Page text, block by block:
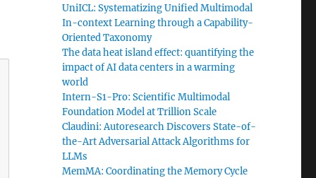
UniICL: Systematizing Unified Multimodal
In-context Learning through a Capability-
Oriented Taxonomy
The data heat island effect: quantifying the
impact of AI data centers in a warming
world
Intern-S1-Pro: Scientific Multimodal
Foundation Model at Trillion Scale
Claudini: Autoresearch Discovers State-of-
the-Art Adversarial Attack Algorithms for
LLMs
MemMA: Coordinating the Memory Cycle